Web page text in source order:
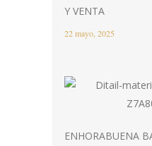
Y VENTA
22 mayo, 2025
ENHORABUENA